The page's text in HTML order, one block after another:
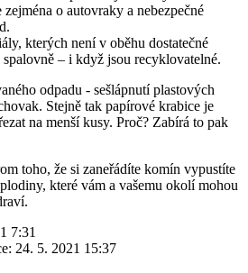
zejména o autovraky a nebezpečné
kterých není v oběhu dostatečné
– i když jsou recyklovatelné.
odpadu - sešlápnutí plastových
Stejně tak papírové krabice je
na menší kusy. Proč? Zabírá to pak
toho, že si zaneřádíte komín vypustíte
které vám a vašemu okolí mohou
7:31
24. 5. 2021 15:37